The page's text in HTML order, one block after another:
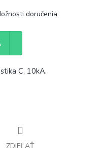
doručenia
C, 10kA.
ZDIEĽAŤ